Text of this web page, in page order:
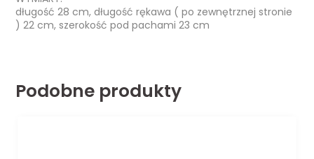
długość 28 cm, długość rękawa ( po zewnętrznej stronie
) 22 cm, szerokość pod pachami 23 cm
Podobne produkty